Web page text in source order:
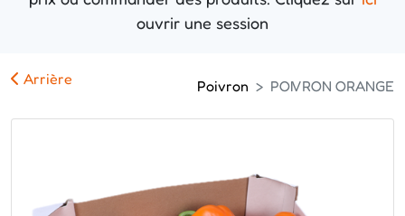
ouvrir une session
Arrière Poivron POIVRON ORANGE